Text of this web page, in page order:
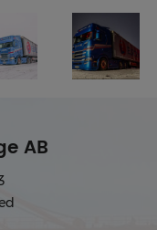
AB